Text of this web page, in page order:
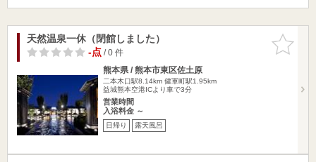
お気に入
りに追加
天然温泉一休（閉館しました）
-点/ 0 件
熊本県 / 熊本市東区佐土原
二本木口駅8.14km 健軍町駅1.95km
益城熊本空港ICより車で3分
営業時間
入浴料金 ～
日帰り 露天風呂